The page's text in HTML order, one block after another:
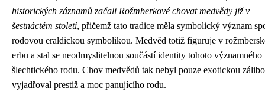
historických záznamů začali Rožmberkové chovat medvědy již v
šestnáctém století, přičemž tato tradice měla symbolický význam
rodovou eraldickou symbolikou. Medvěd totiž figuruje v
erbu a stal se neodmyslitelnou součástí identity tohoto významného
šlechtického rodu. Chov medvědů tak nebyl pouze exotickou
vyjadřoval prestiž a moc panujícího rodu.